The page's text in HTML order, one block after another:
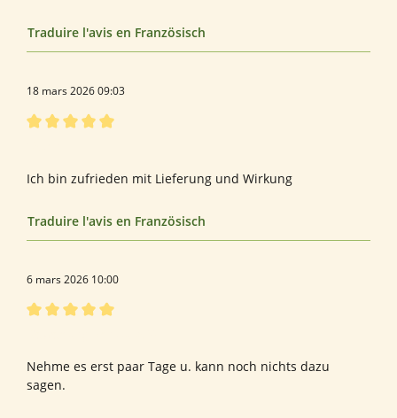
Traduire l'avis en Französisch
18 mars 2026 09:03
Ich bin zufrieden mit Lieferung und Wirkung
Traduire l'avis en Französisch
6 mars 2026 10:00
Nehme es erst paar Tage u. kann noch nichts dazu
sagen.